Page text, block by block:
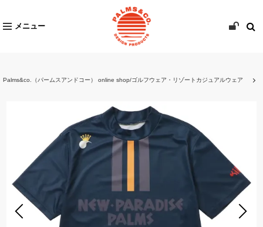
メニュー
Palms&co.（パームスアンドコー） online shop/ゴルフウェア・リゾートカジュアルウェア